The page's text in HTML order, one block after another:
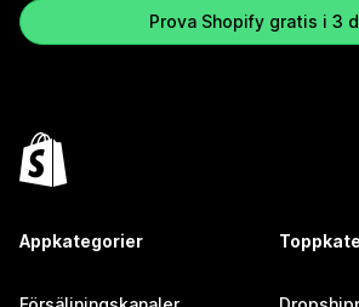
Prova Shopify gratis i 3
Appkategorier